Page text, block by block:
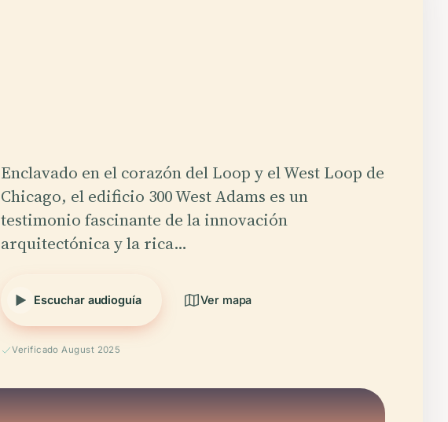
Enclavado en el corazón del Loop y el West Loop de
Chicago, el edificio 300 West Adams es un
testimonio fascinante de la innovación
arquitectónica y la rica…
Escuchar audioguía Ver mapa
Verificado August 2025